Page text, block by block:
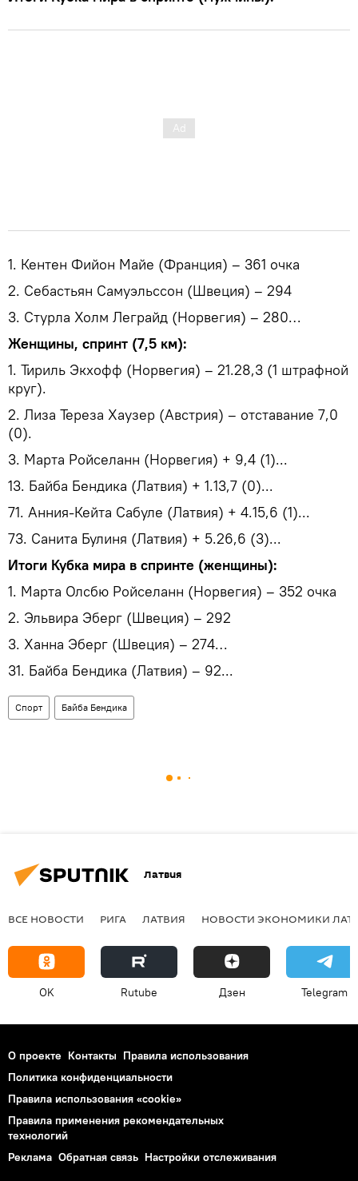
1. Кентен Фийон Майе (Франция) – 361 очка
2. Себастьян Самуэльссон (Швеция) – 294
3. Стурла Холм Леграйд (Норвегия) – 280…
Женщины, спринт (7,5 км):
1. Тириль Экхофф (Норвегия) – 21.28,3 (1 штрафной
круг).
2. Лиза Тереза Хаузер (Австрия) – отставание 7,0
(0).
3. Марта Ройселанн (Норвегия) + 9,4 (1)...
13. Байба Бендика (Латвия) + 1.13,7 (0)...
71. Анния-Кейта Сабуле (Латвия) + 4.15,6 (1)...
73. Санита Булиня (Латвия) + 5.26,6 (3)...
Итоги Кубка мира в спринте (женщины):
1. Марта Олсбю Ройселанн (Норвегия) – 352 очка
2. Эльвира Эберг (Швеция) – 292
3. Ханна Эберг (Швеция) – 274…
31. Байба Бендика (Латвия) – 92...
Спорт Байба Бендика
Латвия
ВСЕ НОВОСТИ РИГА ЛАТВИЯ НОВОСТИ ЭКОНОМИКИ
OK Rutube Дзен Telegram
О проекте Контакты Правила использования
Политика конфиденциальности
Правила использования «cookie»
Правила применения рекомендательных
технологий
Реклама Обратная связь Настройки отслеживания